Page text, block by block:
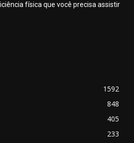
física que você precisa assistir
1592
848
405
233